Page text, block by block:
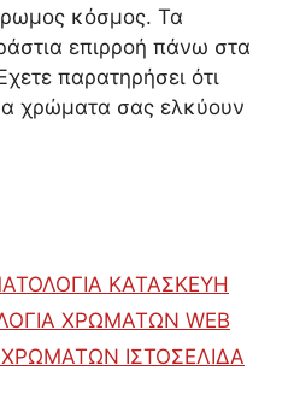
κόσμος. Τα
επιρροή πάνω στα
παρατηρήσει ότι
χρώματα σας ελκύουν
ΚΑΤΑΣΚΕΥΗ
ΧΡΩΜΑΤΩΝ WEB
ΙΣΤΟΣΕΛΙΔΑ